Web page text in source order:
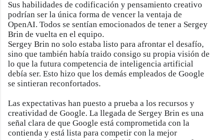
Sus habilidades de codificación y pensamiento creativo
podrían ser la única forma de vencer la ventaja de
OpenAI. Todos se sentían emocionados de tener a Sergey
Brin de vuelta en el equipo.
Sergey Brin no solo estaba listo para afrontar el desafío,
sino que también había traido consigo su propia visión de
lo que la futura competencia de inteligencia artificial
debía ser. Esto hizo que los demás empleados de Google
se sintieran reconfortados.
Las expectativas han puesto a prueba a los recursos y
creatividad de Google. La llegada de Sergey Brin es una
señal clara de que Google está comprometida con la
contienda y está lista para competir con la mejor